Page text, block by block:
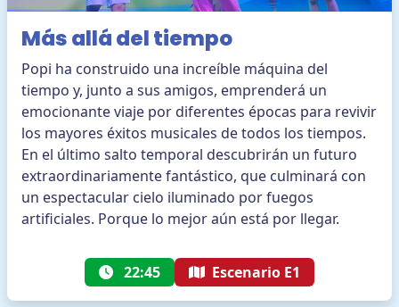
Más allá del tiempo
Popi ha construido una increíble máquina del
tiempo y, junto a sus amigos, emprenderá un
emocionante viaje por diferentes épocas para revivir
los mayores éxitos musicales de todos los tiempos.
En el último salto temporal descubrirán un futuro
extraordinariamente fantástico, que culminará con
un espectacular cielo iluminado por fuegos
artificiales. Porque lo mejor aún está por llegar.
22:45 Escenario E1